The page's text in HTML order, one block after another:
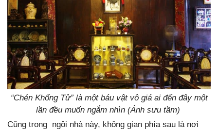
“Chén Khổng Tử” là một báu vật vô giá ai đến đây một
lần đều muốn ngắm nhìn (Ảnh sưu tầm)
Cũng trong ngôi nhà này, không gian phía sau là nơi